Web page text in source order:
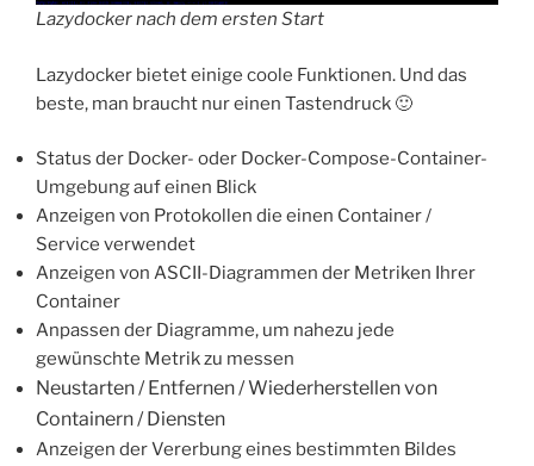
Lazydocker nach dem ersten Start
Lazydocker bietet einige coole Funktionen. Und das
beste, man braucht nur einen Tastendruck 🙂
Status der Docker- oder Docker-Compose-Container-
Umgebung auf einen Blick
Anzeigen von Protokollen die einen Container /
Service verwendet
Anzeigen von ASCII-Diagrammen der Metriken Ihrer
Container
Anpassen der Diagramme, um nahezu jede
gewünschte Metrik zu messen
Neustarten / Entfernen / Wiederherstellen von
Containern / Diensten
Anzeigen der Vererbung eines bestimmten Bildes